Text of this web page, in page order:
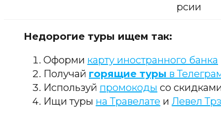
рсии
Недорогие туры ищем так:
Оформи карту иностранного банка
Получай горящие туры в
Используй промокоды со
Ищи туры на Травелате и Левел